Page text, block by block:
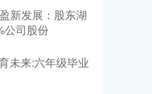
新发展：股东湖
公司股份
未来:六年级毕业